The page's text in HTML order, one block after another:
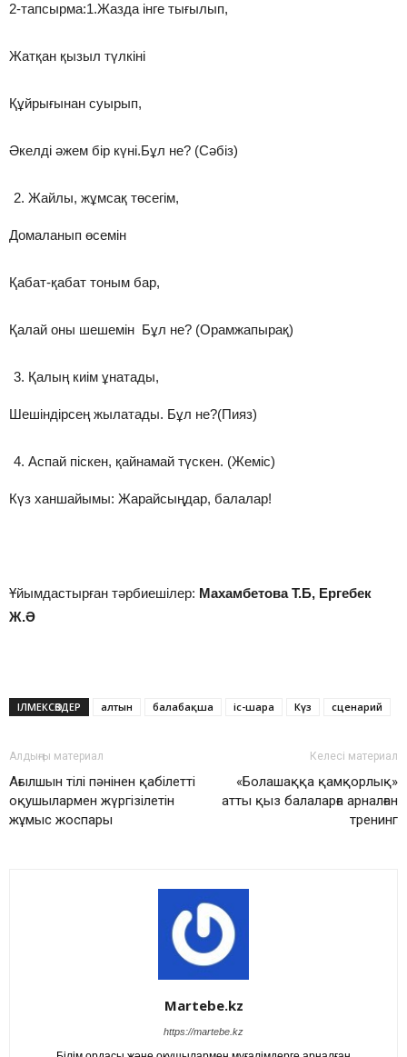
2-тапсырма:1.Жазда інге тығылып,
Жатқан қызыл түлкіні
Құйрығынан суырып,
Әкелді әжем бір күні.Бұл не? (Сәбіз)
Жайлы, жұмсақ төсегім,
Домаланып өсемін
Қабат-қабат тоным бар,
Қалай оны шешемін Бұл не? (Орамжапырақ)
Қалың киім ұнатады,
Шешіндірсең жылатады. Бұл не?(Пияз)
Аспай піскен, қайнамай түскен. (Жеміс)
Күз ханшайымы: Жарайсыңдар, балалар!
Ұйымдастырған тәрбиешілер: Махамбетова Т.Б, Ергебек
Ж.Ә
ІЛМЕКСӨЗДЕР алтын балабақша іс-шара Күз сценарий
Алдыңғы материал
Ағылшын тілі пәнінен қабілетті
оқушылармен жүргізілетін
жұмыс жоспары
Келесі материал
«Болашаққа қамқорлық»
атты қыз балаларға арналған
тренинг
Martebe.kz
https://martebe.kz